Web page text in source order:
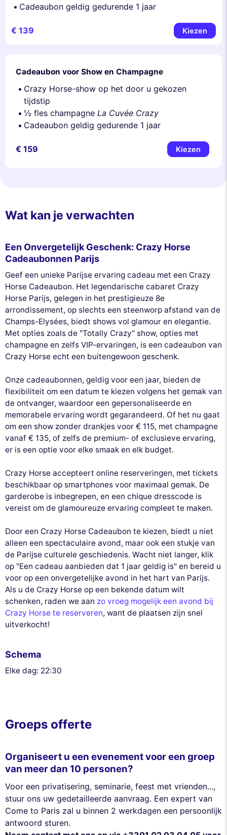
Cadeaubon geldig gedurende 1 jaar
€ 139 Kiezen
Cadeaubon voor Show en Champagne
Crazy Horse-show op het door u gekozen
tijdstip
½ fles champagne La Cuvée Crazy
Cadeaubon geldig gedurende 1 jaar
€ 159 Kiezen
Wat kan je verwachten
Een Onvergetelijk Geschenk: Crazy Horse
Cadeaubonnen Parijs
Geef een unieke Parijse ervaring cadeau met een Crazy
Horse Cadeaubon. Het legendarische cabaret Crazy
Horse Parijs, gelegen in het prestigieuze 8e
arrondissement, op slechts een steenworp afstand van de
Champs-Elysées, biedt shows vol glamour en elegantie.
Met opties zoals de "Totally Crazy" show, opties met
champagne en zelfs VIP-ervaringen, is een cadeaubon van
Crazy Horse echt een buitengewoon geschenk.
Onze cadeaubonnen, geldig voor een jaar, bieden de
flexibiliteit om een datum te kiezen volgens het gemak van
de ontvanger, waardoor een gepersonaliseerde en
memorabele ervaring wordt gegarandeerd. Of het nu gaat
om een show zonder drankjes voor € 115, met champagne
vanaf € 135, of zelfs de premium- of exclusieve ervaring,
er is een optie voor elke smaak en elk budget.
Crazy Horse accepteert online reserveringen, met tickets
beschikbaar op smartphones voor maximaal gemak. De
garderobe is inbegrepen, en een chique dresscode is
vereist om de glamoureuze ervaring compleet te maken.
Door een Crazy Horse Cadeaubon te kiezen, biedt u niet
alleen een spectaculaire avond, maar ook een stukje van
de Parijse culturele geschiedenis. Wacht niet langer, klik
op "Een cadeau aanbieden dat 1 jaar geldig is" en bereid u
voor op een onvergetelijke avond in het hart van Parijs.
Als u de Crazy Horse op een bekende datum wilt
schenken, raden we aan zo vroeg mogelijk een avond bij
Crazy Horse te reserveren, want de plaatsen zijn snel
uitverkocht!
Schema
Elke dag: 22:30
Groeps offerte
Organiseert u een evenement voor een groep
van meer dan 10 personen?
Voor een privatisering, seminarie, feest met vrienden...,
stuur ons uw gedetailleerde aanvraag. Een expert van
Come to Paris zal u binnen 2 werkdagen een persoonlijk
antwoord sturen.